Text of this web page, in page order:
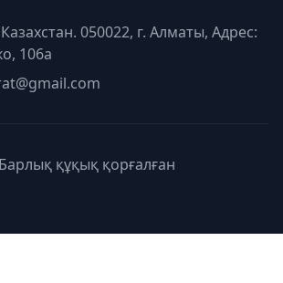
050022, г. Алматы, Адрес:
106а
құқық қорғалған